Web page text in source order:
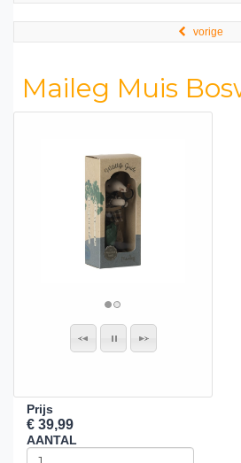
vorige
Maileg Muis
Prijs
€ 39,99
AANTAL